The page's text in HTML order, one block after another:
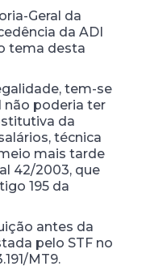
Geral da
da ADI
tema desta
tem-se
não poderia ter
da
técnica
mais tarde
42/2003, que
195 da
antes da
pelo STF no
MT9.